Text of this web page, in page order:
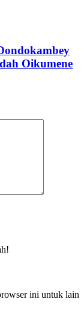
Oikumene
ini untuk lain